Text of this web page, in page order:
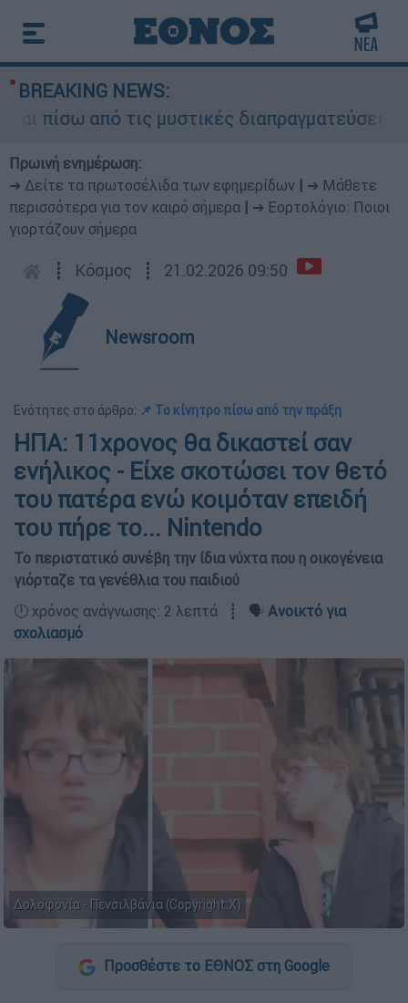
BREAKING NEWS:
από τις μυστικές διαπραγματεύσεις και
Πρωινή ενημέρωση:
➔ Δείτε τα πρωτοσέλιδα των εφημερίδων
➔ Μάθετε
περισσότερα για τον καιρό σήμερα
➔ Εορτολόγιο: Ποιοι
γιορτάζουν σήμερα
┋ Κόσμος ┋ 21.02.2026 09:50
Newsroom
Ενότητες στο άρθρο: 📌 Το κίνητρο πίσω από την πράξη
ΗΠΑ: 11χρονος θα δικαστεί σαν
ενήλικος - Είχε σκοτώσει τον θετό
του πατέρα ενώ κοιμόταν επειδή
του πήρε το... Nintendo
Το περιστατικό συνέβη την ίδια νύχτα που η οικογένεια
γιόρταζε τα γενέθλια του παιδιού
🕛 χρόνος ανάγνωσης: 2 λεπτά ┋ 🗣️ Ανοικτό για
σχολιασμό
Δολοφονία - Πενσιλβάνια (Copyright:X)
Προσθέστε το ΕΘΝΟΣ στη Google